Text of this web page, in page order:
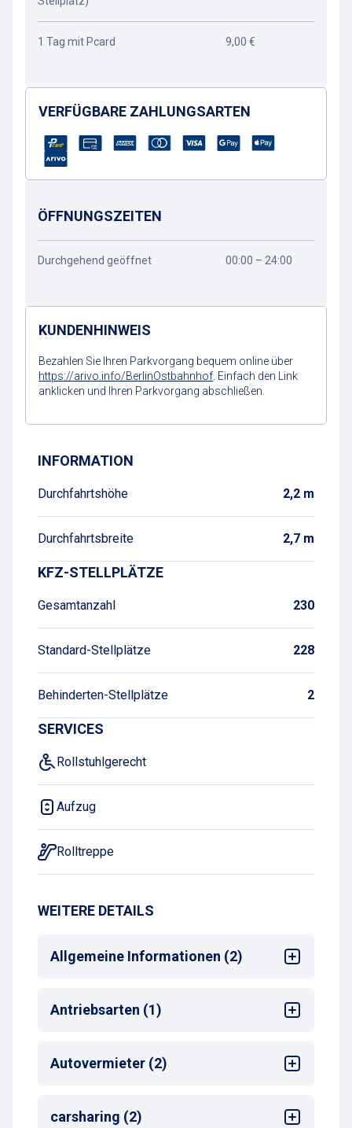
1 Tag mit Pcard 9,00 €
VERFÜGBARE ZAHLUNGSARTEN
ÖFFNUNGSZEITEN
Durchgehend geöffnet 00:00 – 24:00
KUNDENHINWEIS
Bezahlen Sie Ihren Parkvorgang bequem online über
https://arivo.info/BerlinOstbahnhof . Einfach den Link
anklicken und Ihren Parkvorgang abschließen.
Wegbeschreibung
INFORMATION
Durchfahrtshöhe 2,2 m
Durchfahrtsbreite 2,7 m
KFZ-STELLPLÄTZE
Gesamtanzahl 230
Standard-Stellplätze 228
Behinderten-Stellplätze 2
SERVICES
Rollstuhlgerecht
Aufzug
Rolltreppe
WEITERE DETAILS
Allgemeine Informationen (2)
Mehrsprachige Bedienung am
Zahlautomaten
Antriebsarten (1)
Alle
Autovermieter (2)
Sixt
carsharing (2)